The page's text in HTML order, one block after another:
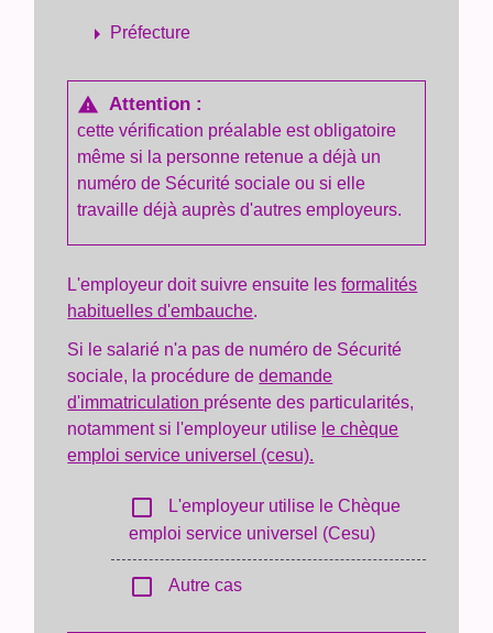
arrow_right Préfecture
warning Attention :
cette vérification préalable est obligatoire
même si la personne retenue a déjà un
numéro de Sécurité sociale ou si elle
travaille déjà auprès d'autres employeurs.
L'employeur doit suivre ensuite lesformalités
habituelles d'embauche.
Si le salarié n'a pas de numéro de Sécurité
sociale, la procédure dedemande
d'immatriculation présente des particularités,
notamment si l'employeur utilise le chèque
emploi service universel (cesu).
check_box_outline_blank
L'employeur utilise le Chèque
emploi service universel (Cesu)
check_box_outline_blank Autre cas